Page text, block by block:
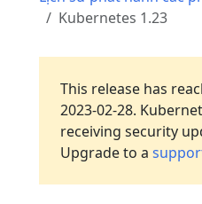
Kubernetes 1.23
This release has
2023-02-28.
receiving security
Upgrade to a